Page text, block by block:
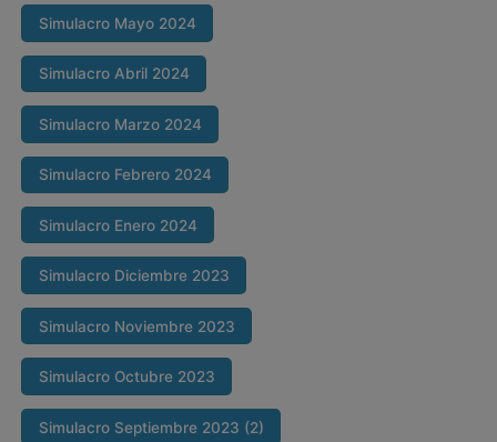
Simulacro Mayo 2024
Simulacro Abril 2024
Simulacro Marzo 2024
Simulacro Febrero 2024
Simulacro Enero 2024
Simulacro Diciembre 2023
Simulacro Noviembre 2023
Simulacro Octubre 2023
Simulacro Septiembre 2023 (2)